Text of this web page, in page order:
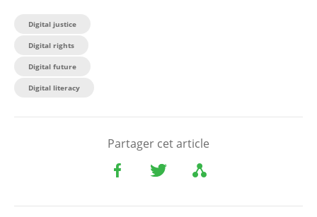
Digital justice
Digital rights
Digital future
Digital literacy
Partager cet article